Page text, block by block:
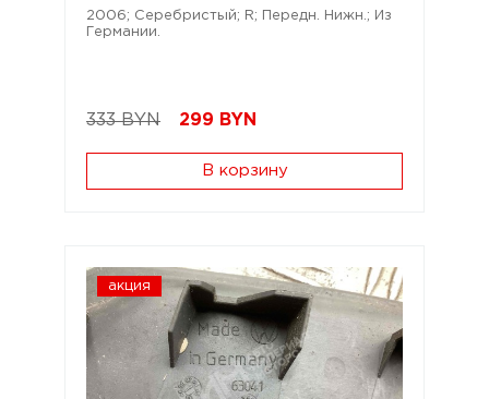
2006; Серебристый; R; Передн. Нижн.; Из
Германии.
333 BYN 299 BYN
В корзину
акция